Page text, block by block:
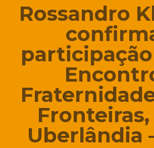
Rossandro
Uberlândia